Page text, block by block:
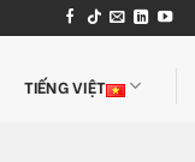
TIẾNG VIỆT